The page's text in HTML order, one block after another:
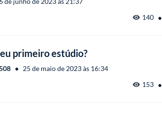
140 •
primeiro estúdio?
• 25 de maio de 2023 às 16:34
153 •